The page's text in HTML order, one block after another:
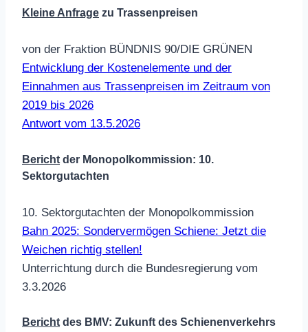
Kleine Anfrage zu Trassenpreisen
von der Fraktion BÜNDNIS 90/DIE GRÜNEN
Entwicklung der Kostenelemente und der
Einnahmen aus Trassenpreisen im Zeitraum von
2019 bis 2026
Antwort vom 13.5.2026
Bericht der Monopolkommission: 10.
Sektorgutachten
10. Sektorgutachten der Monopolkommission
Bahn 2025: Sondervermögen Schiene: Jetzt die
Weichen richtig stellen!
Unterrichtung durch die Bundesregierung vom
3.3.2026
Bericht des BMV: Zukunft des Schienenverkehrs